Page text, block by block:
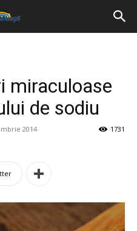
miraculoase
de sodiu
2014 1731